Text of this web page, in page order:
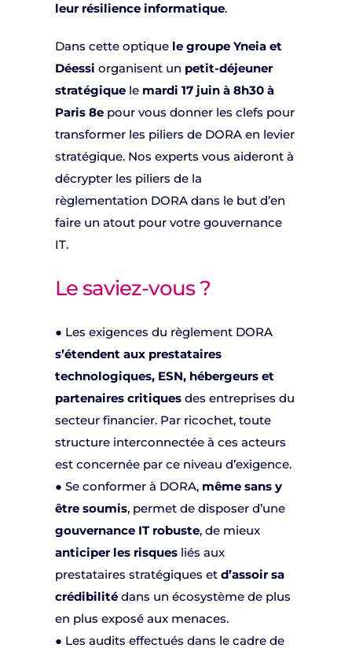
leur résilience informatique.
Dans cette optiquele groupe Yneia et
Déessi organisent un petit-déjeuner
stratégiquele mardi 17 juin à 8h30 à
Paris 8epour vous donner les clefs pour
transformer les piliers de DORA en levier
stratégique. Nos experts vous aideront à
décrypter les piliers de la
règlementation DORA dans le but d’en
faire un atout pour votre gouvernance
IT.
Le saviez-vous ?
● Les exigences du règlement DORA
s’étendent aux prestataires
technologiques, ESN, hébergeurs et
partenaires critiques des entreprises du
secteur financier. Par ricochet, toute
structure interconnectée à ces acteurs
est concernée par ce niveau d’exigence.
● Se conformer à DORA,même sans y
être soumis, permet de disposer d’une
gouvernance IT robuste, de mieux
anticiper les risquesliés aux
prestataires stratégiques et d’assoir sa
crédibilitédans un écosystème de plus
en plus exposé aux menaces.
● Les audits effectués dans le cadre de